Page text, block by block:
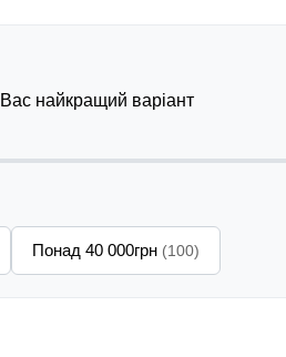
Вас найкращий варіант
Понад 40 000грн (100)